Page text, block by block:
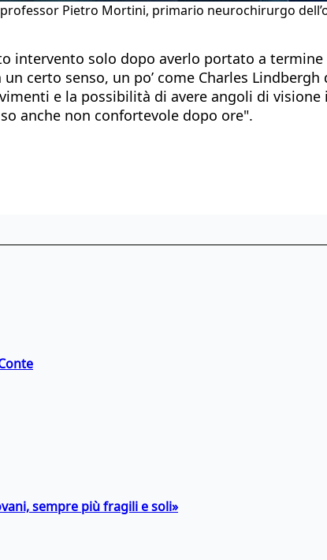
Pietro Mortini, primario neurochirurgo
intervento solo dopo averlo portato a
certo senso, un po’ come Charles
e la possibilità di avere angoli di
anche non confortevole dopo ore".
sempre più fragili e soli»